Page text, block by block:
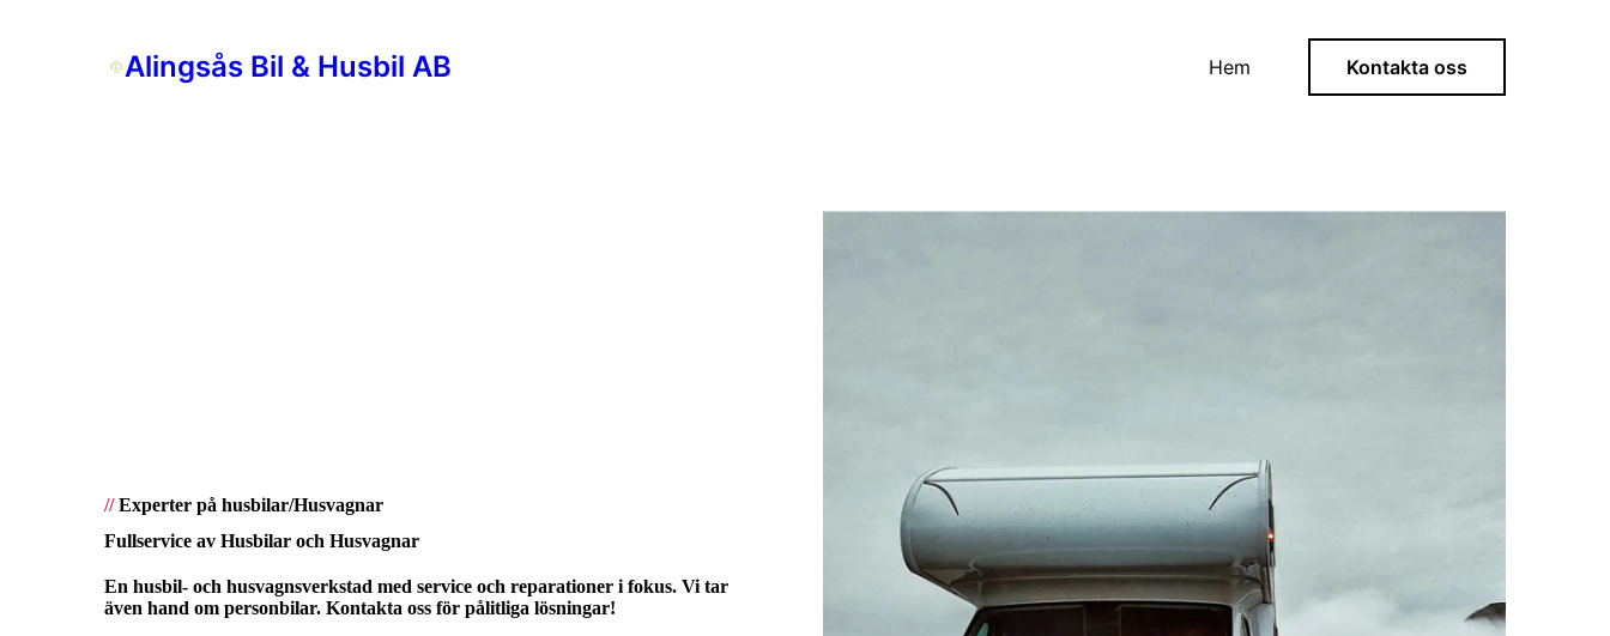
Alingsås Bil & Husbil AB Hem Kontakta oss
//Experter på husbilar/Husvagnar
Fullservice av Husbilar och Husvagnar
En husbil- och husvagnsverkstad med service och reparationer i fokus. Vi tar
även hand om personbilar. Kontakta oss för pålitliga lösningar!